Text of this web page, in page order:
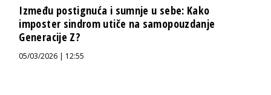
Između postignuća i sumnje u sebe: Kako
imposter sindrom utiče na samopouzdanje
Generacije Z?
05/03/2026 | 12:55